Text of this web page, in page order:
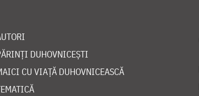
DUHOVNICEȘTI
CU VIAȚĂ DUHOVNICEASCĂ